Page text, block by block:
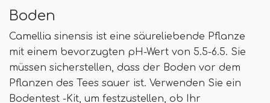
Boden
Camellia sinensis ist eine säureliebende Pflanze
mit einem bevorzugten pH-Wert von 5.5-6.5. Sie
müssen sicherstellen, dass der Boden vor dem
Pflanzen des Tees sauer ist. Verwenden Sie ein
Bodentest -Kit, um festzustellen, ob Ihr